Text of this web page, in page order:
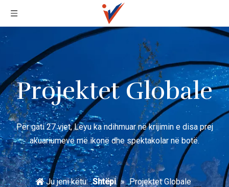
Projektet Globale
Për gati 27 vjet, Leyu ka ndihmuar në krijimin e disa prej
akuariumeve më ikonë dhe spektakolar në botë.
Ju jeni këtu: Shtëpi » Projektet Globale